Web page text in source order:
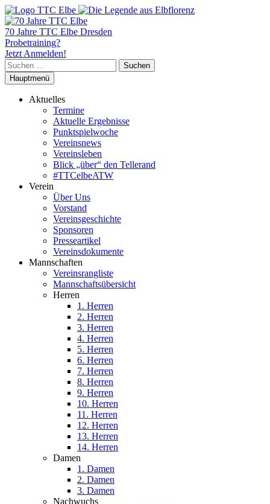
70 Jahre TTC Elbe Dresden
Probetraining?
Jetzt Anmelden!
Suchen
nach:
Hauptmenü
Aktuelles
Termine
Aktuelle Ergebnisse
Punktspielwoche
Vereinsnews
Vereinsleben
Blick „über“ den Tellerand
#TTCelbeATW
Verein
Über Uns
Vorstand
Vereinsgeschichte
Sponsoren
Presseartikel
Vereinsdokumente
Mannschaften
Vereinsrangliste
Mannschaftsübersicht
Herren
1. Herren
2. Herren
3. Herren
4. Herren
5. Herren
6. Herren
7. Herren
8. Herren
9. Herren
10. Herren
11. Herren
12. Herren
13. Herren
14. Herren
Damen
1. Damen
2. Damen
3. Damen
Nachwuchs